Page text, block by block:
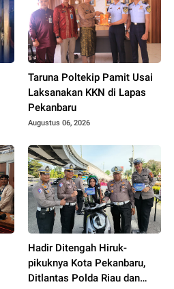
Taruna Poltekip Pamit Usai
Laksanakan KKN di Lapas
Pekanbaru
Augustus 06, 2026
Hadir Ditengah Hiruk-
pikuknya Kota Pekanbaru,
Ditlantas Polda Riau dan